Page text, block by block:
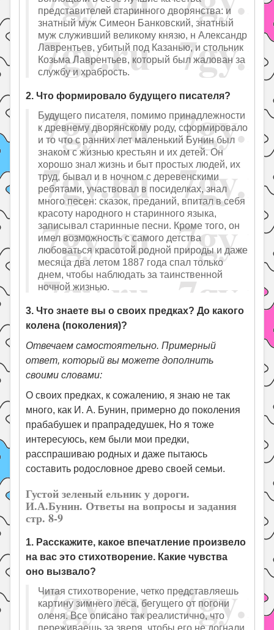
представителей старинного дворянства: и
знатный муж Симеон Банковский, знатный
муж служивший великому князю, н Александр
Лаврентьев, убитый под Казанью, и стольник
Козьма Лаврентьев, который был жалован за
службу и храбрость.
2. Что формировало будущего писателя?
Будущего писателя, помимо принадлежности
к древнему дворянскому роду, сформировало
и то что с ранних лет маленький Бунин был
знаком с жизнью крестьян и их детей. Он
хорошо знал жизнь и быт простых людей, их
труд, бывал и в ночном с деревенскими
ребятами, участвовал в посиделках, знал
много песен: сказок, преданий, впитал в себя
красоту народного н старинного языка,
записывал старинные песни. Кроме того, он
имел возможность с самого детства
любоваться красотой родной природы и даже
месяца два летом 1887 года спал только
днем, чтобы наблюдать за таинственной
ночной жизнью.
3. Что знаете вы о своих предках? До какого
колена (поколения)?
Отвечаем самостоятельно. Примерный
ответ, который вы можете дополнить
своими словами:
О своих предках, к сожалению, я знаю не так
много, как И. А. Бунин, примерно до поколения
прабабушек и прапрадедушек, Но я тоже
интересуюсь, кем были мои предки,
расспрашиваю родных и даже пытаюсь
составить родословное древо своей семьи.
Густой зеленый ельник у дороги.
И.А.Бунин. Ответы на вопросы и задания
стр. 8-9
1. Расскажите, какое впечатление произвело
на вас это стихотворение. Какие чувства
оно вызвало?
Читая стихотворение, четко представляешь
картину зимнего леса, бегущего от погони
оленя. Все описано так реалистично, что
переживаешь за зверя, чтобы его не догнали